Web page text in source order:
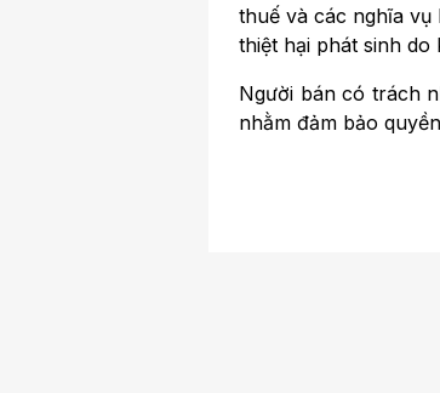
thuế và các nghĩa vụ
thiệt hại phát sinh
Người bán có trách
nhằm đảm bảo